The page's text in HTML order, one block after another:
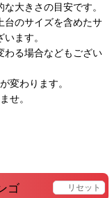
大きさの目安です。
台のサイズを含めたサ
ます。
わる場合などもござい
変わります。
せ。
ゴ リセット